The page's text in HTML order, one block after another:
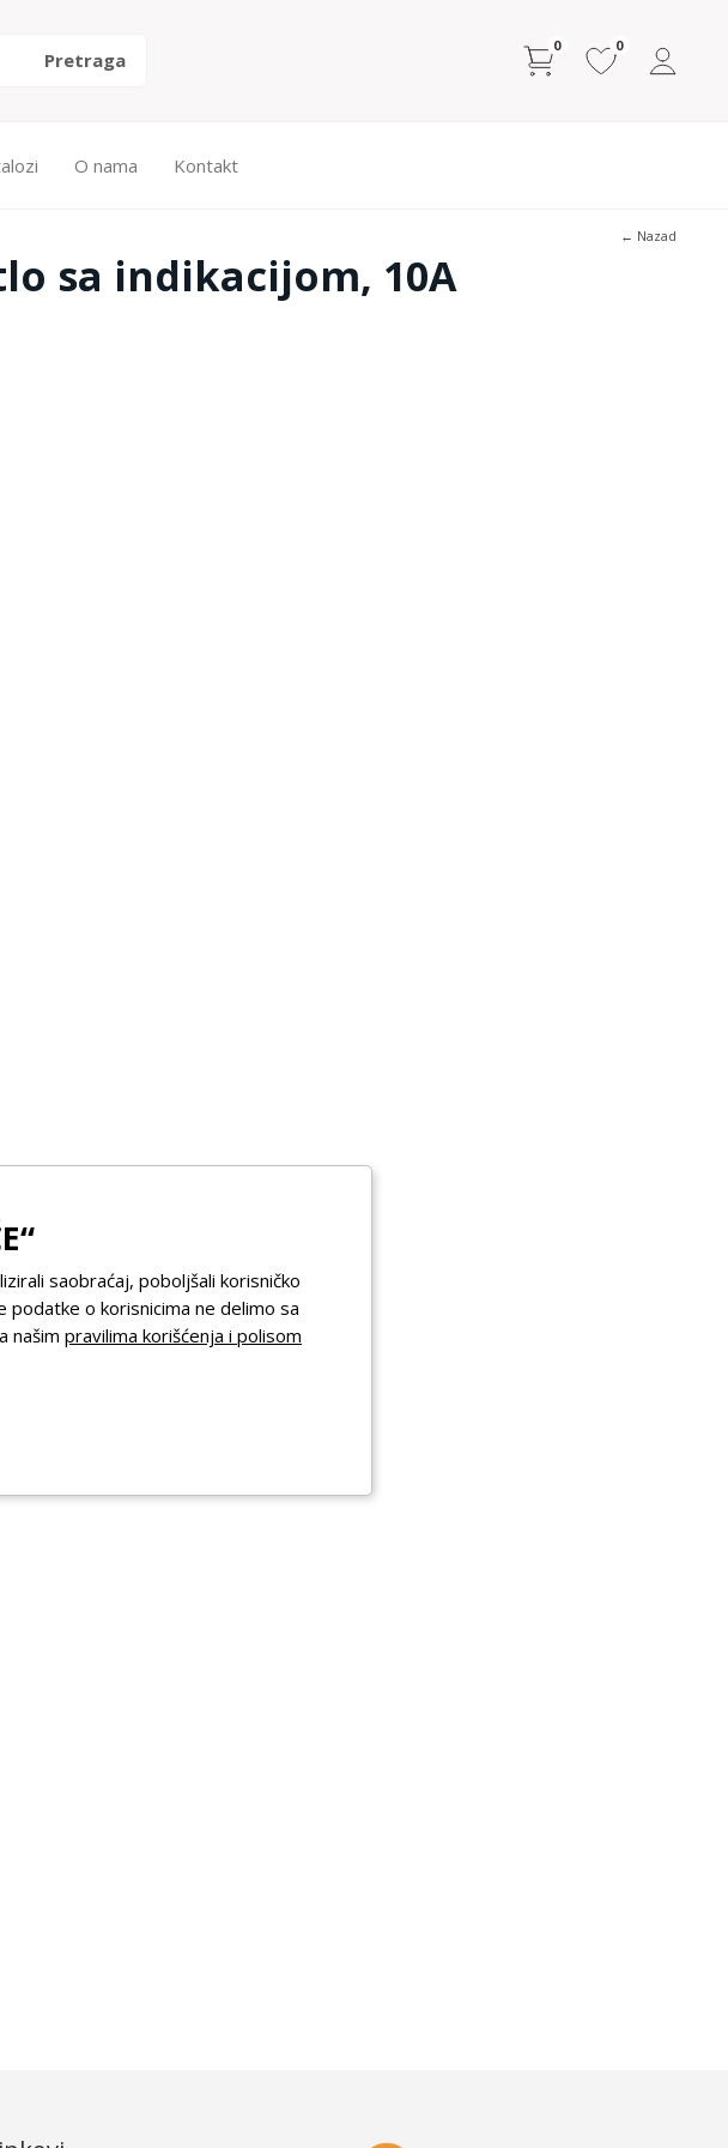
0 0
O nama Kontakt
← Nazad
sa indikacijom, 10A
saobraćaj, poboljšali korisničko
podatke o korisnicima ne delimo sa
našim pravilima korišćenja i polisom